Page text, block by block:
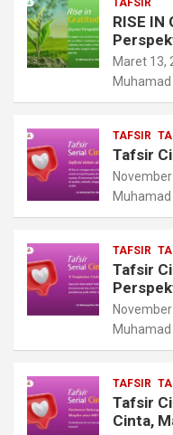
TAFSIR
RISE IN
Maret 13,
TAFSIR
Tafsir
TAFSIR
Tafsir
TAFSIR
Tafsir
Cinta,